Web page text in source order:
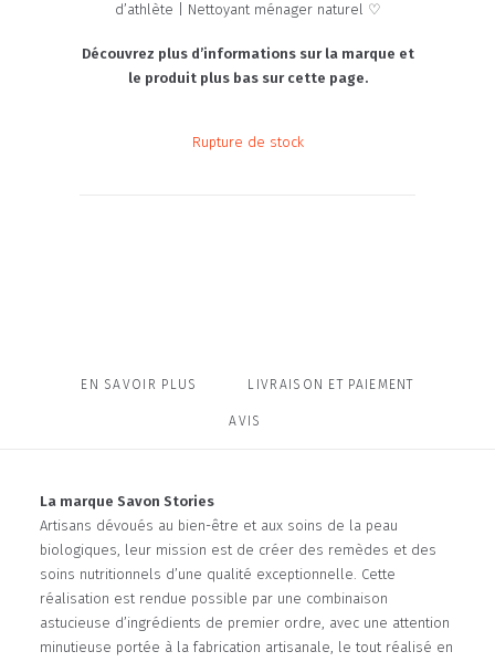
d’athlète | Nettoyant ménager naturel ♡
Découvrez plus d’informations sur la marque et
le produit plus bas sur cette page.
Rupture de stock
EN SAVOIR PLUS LIVRAISON ET PAIEMENT
AVIS
La marque Savon Stories
Artisans dévoués au bien-être et aux soins de la peau
biologiques, leur mission est de créer des remèdes et des
soins nutritionnels d’une qualité exceptionnelle. Cette
réalisation est rendue possible par une combinaison
astucieuse d’ingrédients de premier ordre, avec une attention
minutieuse portée à la fabrication artisanale, le tout réalisé en